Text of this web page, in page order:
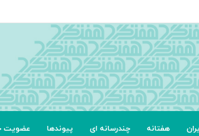
هفتانه چندرسانه ای پیوندها عضویت